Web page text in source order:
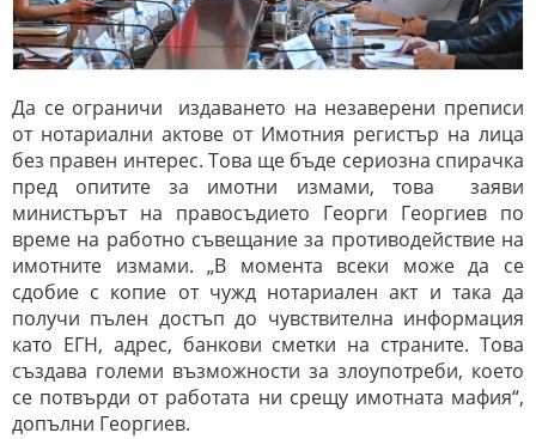
Да се ограничи издаването на незаверени преписи
от нотариални актове от Имотния регистър на лица
без правен интерес. Това ще бъде сериозна спирачка
пред опитите за имотни измами, това заяви
министърът на правосъдието Георги Георгиев по
време на работно съвещание за противодействие на
имотните измами. „В момента всеки може да се
сдобие с копие от чужд нотариален акт и така да
получи пълен достъп до чувствителна информация
като ЕГН, адрес, банкови сметки на страните. Това
създава големи възможности за злоупотреби, което
се потвърди от работата ни срещу имотната мафия“,
допълни Георгиев.